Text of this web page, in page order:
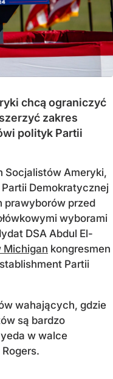
chcą ograniczyć
zakres
polityk Partii
Socjalistów Ameryki,
Demokratycznej
prawyborów przed
wyborami
DSA Abdul El-
Michigan kongresmen
Partii
wahających, gdzie
są bardzo
w walce